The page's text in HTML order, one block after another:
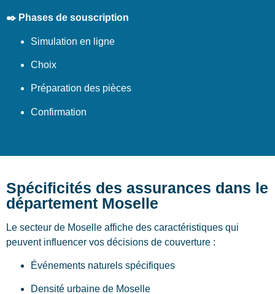
✒️ Phases de souscription
Simulation en ligne
Choix
Préparation des pièces
Confirmation
Spécificités des assurances dans le
département Moselle
Le secteur de Moselle affiche des caractéristiques qui
peuvent influencer vos décisions de couverture :
Événements naturels spécifiques
Densité urbaine de Moselle